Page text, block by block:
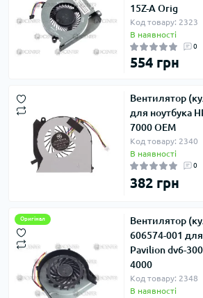
15Z-A Orig
Код товару: 2323
В наявності
0
554 грн
Вентилятор
для ноутбука
7000 OEM
Код товару: 2340
В наявності
0
382 грн
Оригінал
Вентилятор
606574-001 для
Pavilion dv6-
4000
Код товару: 2348
В наявності